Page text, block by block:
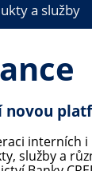
a služby
novou
interních
služby a